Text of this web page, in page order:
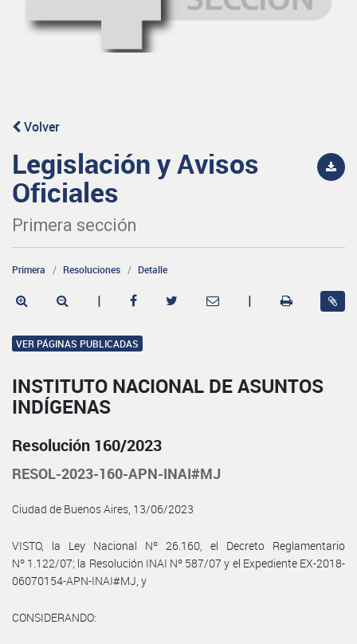
Volver
Legislación y Avisos
Oficiales
Primera sección
Primera Resoluciones Detalle
| |
VER PÁGINAS PUBLICADAS
INSTITUTO NACIONAL DE ASUNTOS
INDÍGENAS
Resolución 160/2023
RESOL-2023-160-APN-INAI#MJ
Ciudad de Buenos Aires, 13/06/2023
VISTO, la Ley Nacional Nº 26.160, el Decreto Reglamentario
Nº 1.122/07; la Resolución INAI Nº 587/07 y el Expediente EX-2018-
06070154-APN-INAI#MJ, y
CONSIDERANDO: